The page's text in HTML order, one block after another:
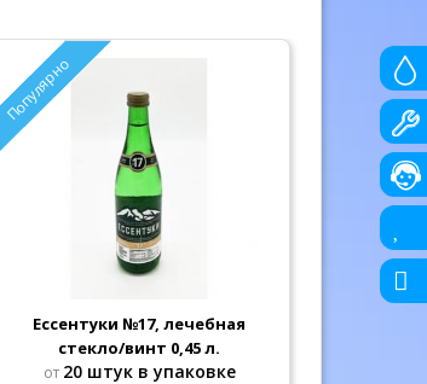
Популярно
Ессентуки №17, лечебная
стекло/винт 0,45 л.
от 20 штук в упаковке